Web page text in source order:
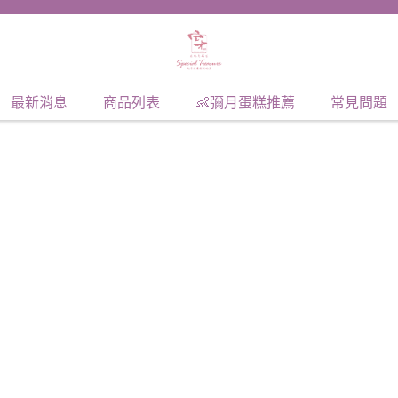
最新消息 商品列表 👶彌月蛋糕推薦 常見問題